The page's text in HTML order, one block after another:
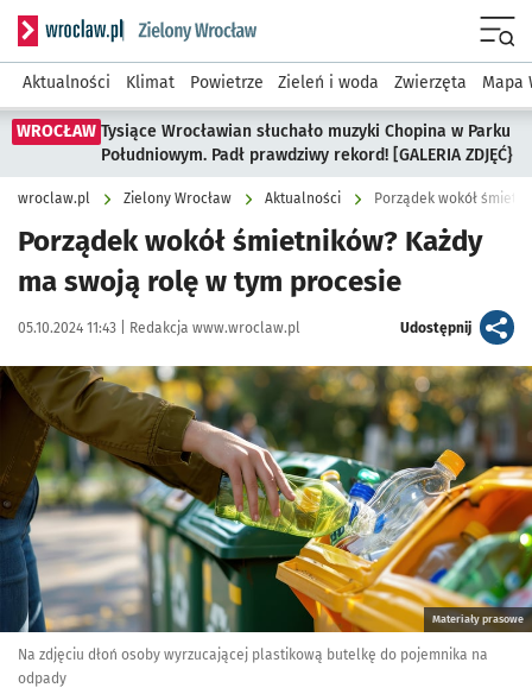
Serwis informacyjny wroclaw.pl podserwis: Środowisko we
Aktualności Klimat Powietrze Zieleń i woda Zwierzęta Mapa
WROCŁAW Tysiące Wrocławian słuchało muzyki Chopina w Parku
Południowym. Padł prawdziwy rekord! [GALERIA ZDJĘĆ}
wroclaw.pl Zielony Wrocław Aktualności Porządek wokół
Porządek wokół śmietników? Każdy
ma swoją rolę w tym procesie
Data publikacji:
05.10.2024 11:43 | Autor:
Redakcja www.wroclaw.pl Udostępnijartykuł
Kliknij, aby powiększyć
Materiały prasowe
Na zdjęciu dłoń osoby wyrzucającej plastikową butelkę do pojemnika na
odpady